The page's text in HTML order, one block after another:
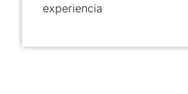
experiencia